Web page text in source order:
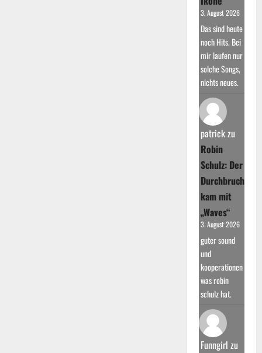
3. August 2026
Das sind heute
noch Hits. Bei
mir laufen nur
solche Songs,
nichts neues.
patrickzu
Robin
Schulz: Der
Durchbruch
kam mit
„Waves“
3. August 2026
guter sound
und
kooperationen
was robin
schulz hat.
Funngirl zu